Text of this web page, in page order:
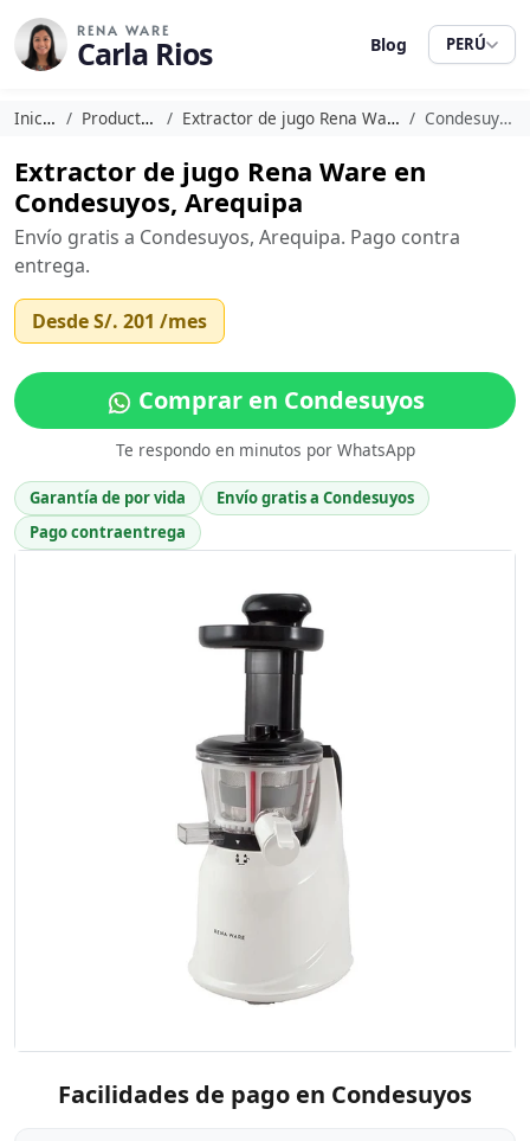
RENA WARE
Carla Rios Blog PERÚ
Inicio Productos Extractor de jugo Rena Ware Condesuyos
Extractor de jugo Rena Ware en
Condesuyos, Arequipa
Envío gratis a Condesuyos, Arequipa. Pago contra
entrega.
DesdeS/. 201 /mes
Comprar en Condesuyos
Te respondo en minutos por WhatsApp
Garantía de por vida
Envío gratis a Condesuyos
Pago contraentrega
Facilidades de pago en Condesuyos